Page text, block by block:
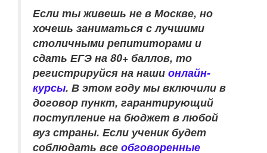
Если ты живешь не в Москве, но
хочешь заниматься с лучшими
столичными репититорами и
сдать ЕГЭ на 80+ баллов, то
регистрируйся на наши онлайн-
курсы. В этом году мы включили в
договор пункт, гарантирующий
поступление на бюджет в любой
вуз страны. Если ученик будет
соблюдать все обговоренные